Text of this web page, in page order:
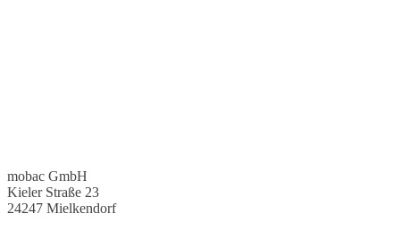
mobac GmbH
Kieler Straße 23
24247 Mielkendorf